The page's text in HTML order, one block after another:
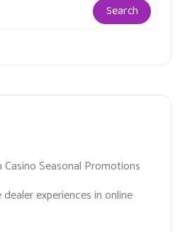
Search
Seasonal Promotions
experiences in online